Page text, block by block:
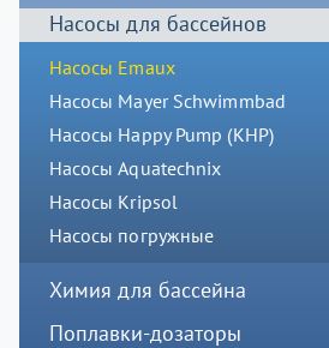
Насосы для бассейнов
Насосы Emaux
Насосы Mayer Schwimmbad
Насосы Happy Pump (КНР)
Насосы Aquatechnix
Насосы Kripsol
Насосы погружные
Химия для бассейна
Поплавки-дозаторы